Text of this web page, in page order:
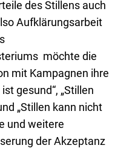
des Stillens auch
Aufklärungsarbeit
möchte die
mit Kampagnen ihre
gesund“, „Stillen
„Stillen kann nicht
und weitere
der Akzeptanz